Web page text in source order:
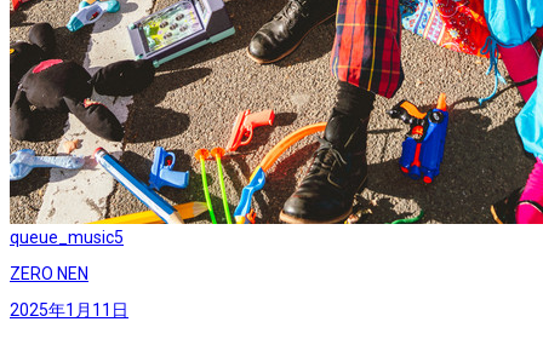
queue_music5
ZERO NEN
2025年1月11日